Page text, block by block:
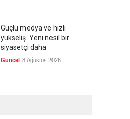
Güçlü medya ve hızlı
yükseliş: Yeni nesil bir
siyasetçi daha
Güncel 8 Ağustos 2026